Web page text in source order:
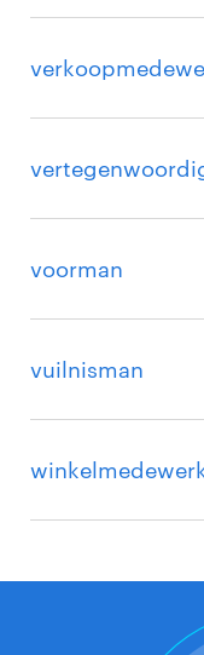
voorman
vuilnisman